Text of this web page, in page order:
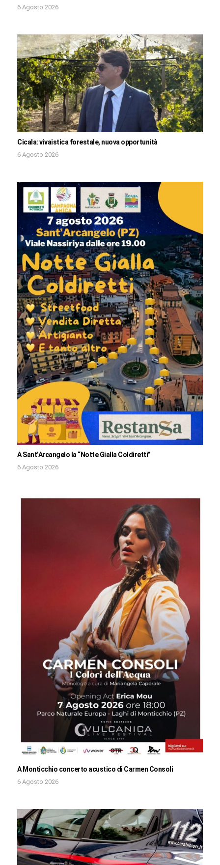
6 Agosto 2026
Cicala: vivaistica forestale, nuova opportunità
6 Agosto 2026
A Sant’Arcangelo la “Notte Gialla Coldiretti”
6 Agosto 2026
A Monticchio concerto acustico di Carmen Consoli
6 Agosto 2026